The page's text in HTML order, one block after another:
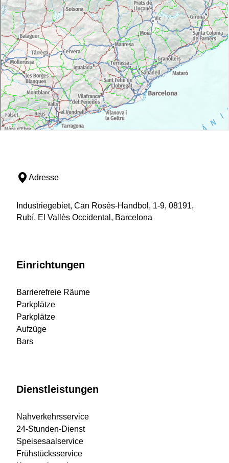
Adresse
Industriegebiet, Can Rosés-Handbol, 1-9, 08191,
Rubí, El Vallès Occidental, Barcelona
Einrichtungen
Barrierefreie Räume
Parkplätze
Parkplätze
Aufzüge
Bars
Dienstleistungen
Nahverkehrsservice
24-Stunden-Dienst
Speisesaalservice
Frühstücksservice